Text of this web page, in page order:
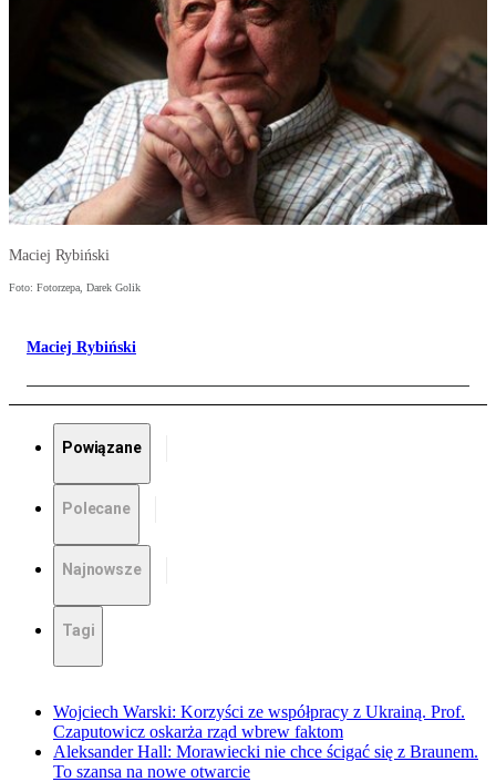
Maciej Rybiński
Foto: Fotorzepa, Darek Golik
Maciej Rybiński
Powiązane
Polecane
Najnowsze
Tagi
Wojciech Warski: Korzyści ze współpracy z Ukrainą. Prof.
Czaputowicz oskarża rząd wbrew faktom
Aleksander Hall: Morawiecki nie chce ścigać się z Braunem.
To szansa na nowe otwarcie